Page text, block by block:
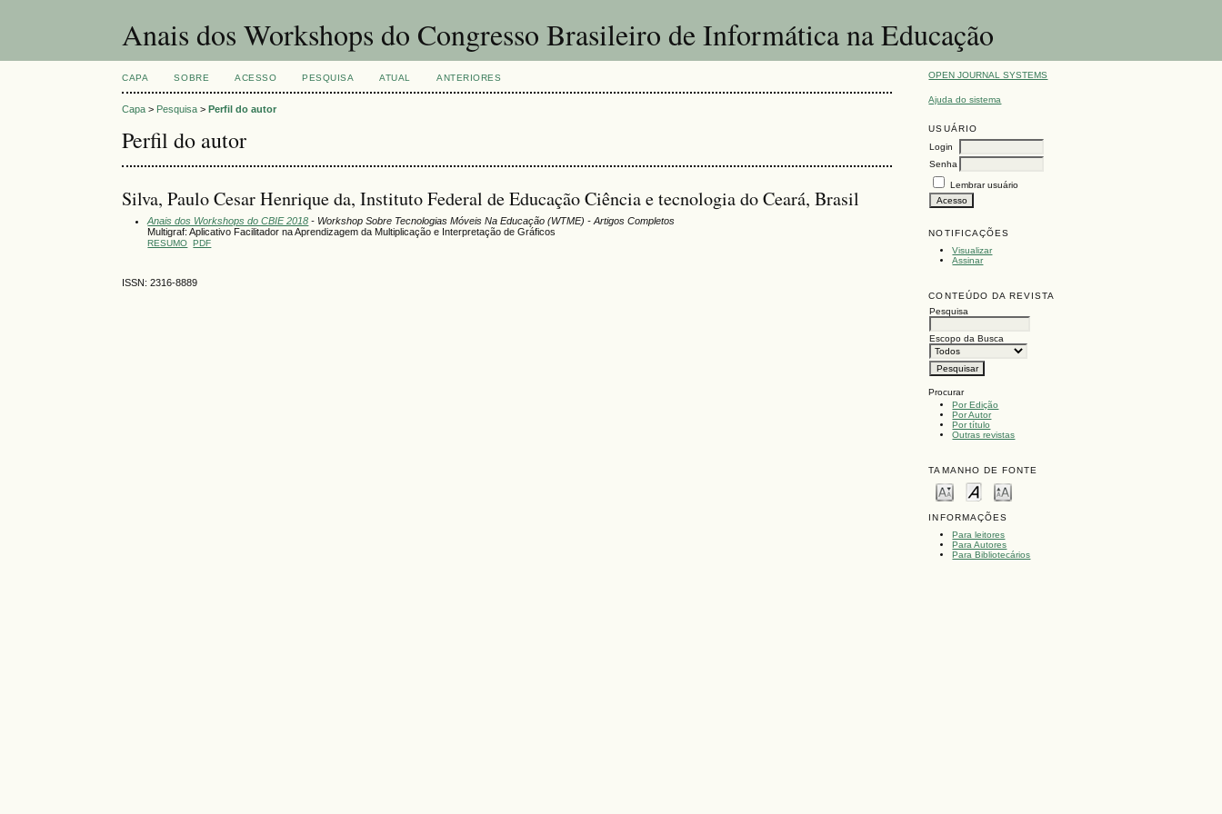
Anais dos Workshops do Congresso Brasileiro de Informática na Educação
OPEN JOURNAL SYSTEMS
Ajuda do sistema
USUÁRIO
Login
Senha
Lembrar usuário
NOTIFICAÇÕES
Visualizar
Assinar
CONTEÚDO DA REVISTA
Pesquisa
Escopo da Busca
Procurar
Por Edição
Por Autor
Por título
Outras revistas
TAMANHO DE FONTE
INFORMAÇÕES
Para leitores
Para Autores
Para Bibliotecários
CAPA SOBRE ACESSO PESQUISA ATUAL ANTERIORES
Capa > Pesquisa >Perfil do autor
Perfil do autor
Silva, Paulo Cesar Henrique da, Instituto Federal de Educação Ciência e tecnologia do Ceará, Brasil
Anais dos Workshops do CBIE 2018 - Workshop Sobre Tecnologias Móveis Na Educação (WTME) - Artigos Completos
Multigraf: Aplicativo Facilitador na Aprendizagem da Multiplicação e Interpretação de Gráficos
RESUMO PDF
ISSN: 2316-8889